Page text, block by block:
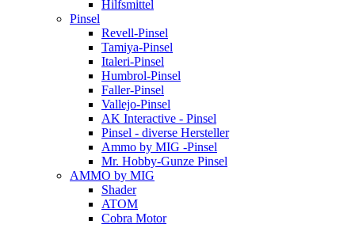
Hilfsmittel
Pinsel
Revell-Pinsel
Tamiya-Pinsel
Italeri-Pinsel
Humbrol-Pinsel
Faller-Pinsel
Vallejo-Pinsel
AK Interactive - Pinsel
Pinsel - diverse Hersteller
Ammo by MIG -Pinsel
Mr. Hobby-Gunze Pinsel
AMMO by MIG
Shader
ATOM
Cobra Motor